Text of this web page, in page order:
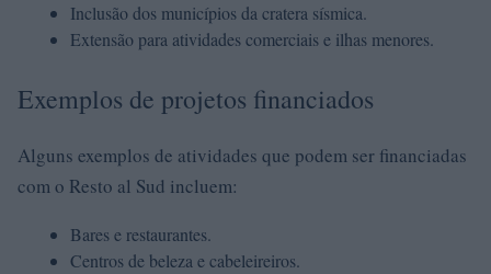
Inclusão dos municípios da cratera sísmica.
Extensão para atividades comerciais e ilhas menores.
Exemplos de projetos financiados
Alguns exemplos de atividades que podem ser financiadas
com o Resto al Sud incluem:
Bares e restaurantes.
Centros de beleza e cabeleireiros.